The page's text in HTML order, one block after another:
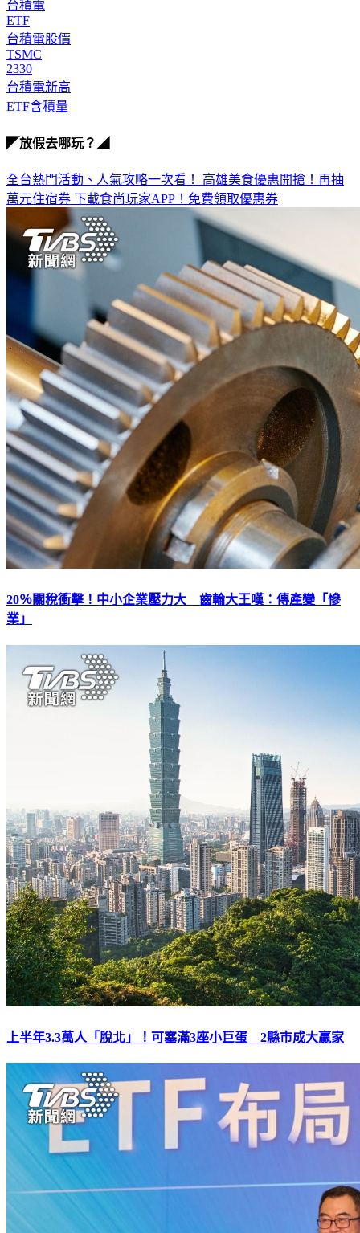
台積電
ETF
台積電股價
TSMC
2330
台積電新高
ETF含積量
◤放假去哪玩？◢
全台熱門活動、人氣攻略一次看！ 高雄美食優惠開搶！再抽
萬元住宿券 下載食尚玩家APP！免費領取優惠券
20％關稅衝擊！中小企業壓力大 齒輪大王嘆：傳產變「慘
業」
上半年3.3萬人「脫北」！可塞滿3座小巨蛋 2縣市成大贏家